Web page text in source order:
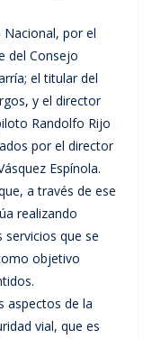
Nacional, por el
del Consejo
el titular del
y el director
Randolfo Rijo
por el director
Espínola.
a través de ese
realizando
que se
objetivo
aspectos de la
vial, que es